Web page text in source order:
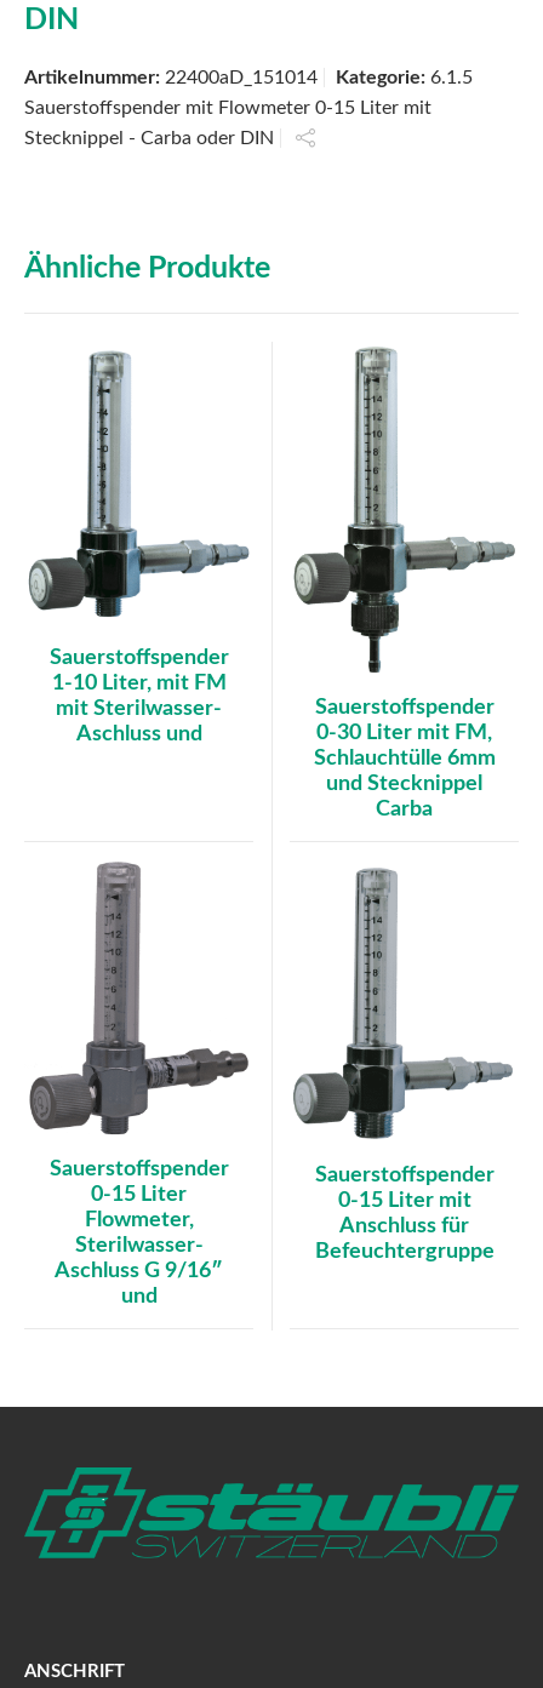
DIN
Artikelnummer: 22400aD_151014 Kategorie: 6.1.5
Sauerstoffspender mit Flowmeter 0-15 Liter mit
Stecknippel - Carba oder DIN
Ähnliche Produkte
Sauerstoffspender
1-10 Liter, mit FM
mit Sterilwasser-
Aschluss und
Sauerstoffspender
0-30 Liter mit FM,
Schlauchtülle 6mm
und Stecknippel
Carba
Sauerstoffspender
0-15 Liter
Flowmeter,
Sterilwasser-
Aschluss G 9/16″
und
Sauerstoffspender
0-15 Liter mit
Anschluss für
Befeuchtergruppe
ANSCHRIFT